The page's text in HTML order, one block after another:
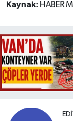
Kaynak: HABER